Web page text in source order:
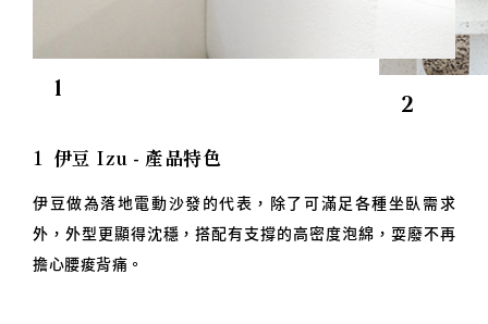
1
1 伊豆 Izu - 產品特色
伊豆做為落地電動沙發的代表，除了可滿足各種坐臥需求
外，外型更顯得沈穩，搭配有支撐的高密度泡綿，耍廢不再
擔心腰痠背痛。
2